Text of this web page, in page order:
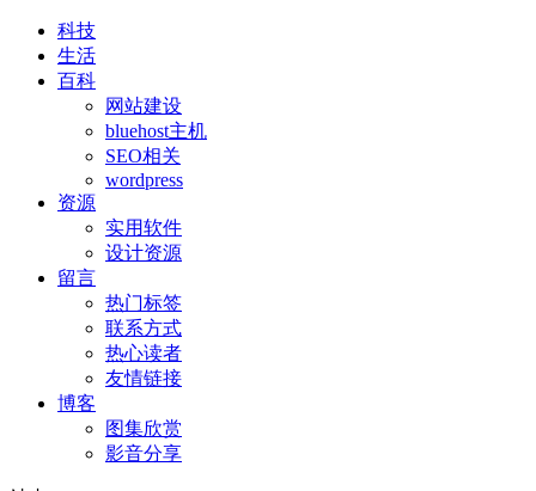
科技
生活
百科
网站建设
bluehost主机
SEO相关
wordpress
资源
实用软件
设计资源
留言
热门标签
联系方式
热心读者
友情链接
博客
图集欣赏
影音分享